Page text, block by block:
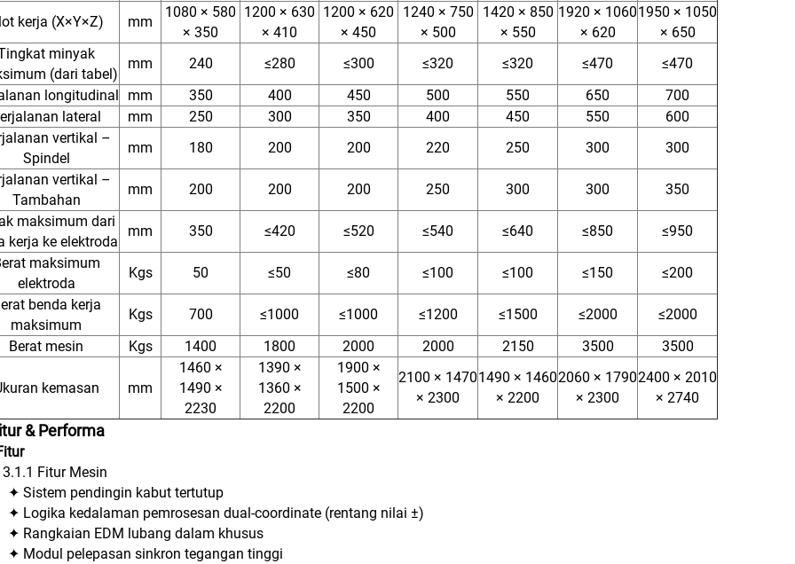
kerja (X×Y×Z) mm
1080 × 580
× 350
1200 × 630
× 410
1200 × 620
× 450
1240 × 750
× 500
1420 × 850
× 550
1920 × 1060
× 620
1950 × 1050
× 650
minyak
(dari tabel)
mm 240 ≤280 ≤300 ≤320 ≤320 ≤470
≤470
longitudinal
mm 350 400 450 500 550 650
700
lateral
mm 250 300 350 400 450 550
600
vertikal –
Spindel
mm 180 200 200 220 250 300
300
vertikal –
Tambahan
mm 200 200 200 250 300 300
350
maksimum dari
kerja ke elektroda
mm 350 ≤420 ≤520 ≤540 ≤640 ≤850
≤950
maksimum
elektroda
Kgs 50 ≤50 ≤80 ≤100 ≤100 ≤150
≤200
benda kerja
maksimum
Kgs 700 ≤1000 ≤1000 ≤1200 ≤1500 ≤2000
≤2000
Berat mesin
Kgs 1400 1800 2000 2000 2150 3500 3500
kemasan mm
1460 ×
1490 ×
2230
1390 ×
1360 ×
2200
1900 ×
1500 ×
2200
2100 × 1470
× 2300
1490 × 1460
× 2200
2060 × 1790
× 2300
2400 × 2010
× 2740
& Performa
3.1.1 Fitur Mesin
✦ Sistem pendingin kabut tertutup
✦ Logika kedalaman pemrosesan dual-coordinate (rentang nilai ±)
✦ Rangkaian EDM lubang dalam khusus
✦ Modul pelepasan sinkron tegangan tinggi